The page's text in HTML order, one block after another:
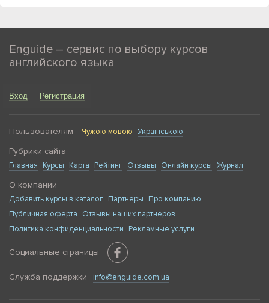
Enguide – сервис по выбору курсов
английского языка
Вход Регистрация
Пользователям Чужою мовою Українською
Рубрики сайта
Главная Курсы Карта Рейтинг Отзывы Онлайн курсы Журнал
О компании
Добавить курсы в каталог Партнеры
Про компанию
Публичная оферта
Отзывы наших партнеров
Политика конфиденциальности
Рекламные услуги
Социальные страницы
Служба поддержки info@enguide.com.ua